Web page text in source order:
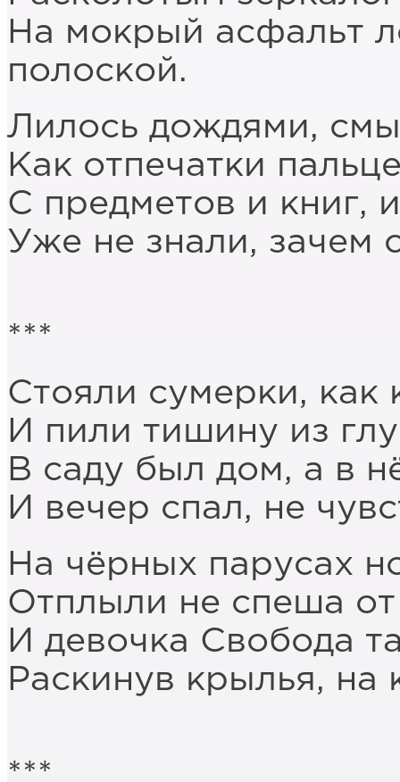
На мокрый асфальт
полоской.
Лилось дождями,
Как отпечатки
С предметов и книг,
Уже не знали, зачем
***
Стояли сумерки, как
И пили тишину из
В саду был дом, а в
И вечер спал, не
На чёрных парусах
Отплыли не спеша от
И девочка Свобода
Раскинув крылья, на
***